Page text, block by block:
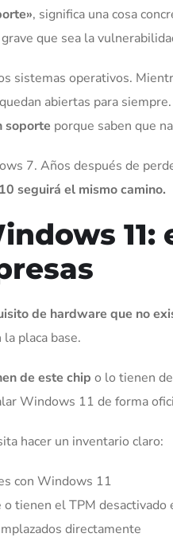
, significa una cosa
que sea la
sistemas operativos.
abiertas para
soporte porque saben que
7. Años después de
seguirá el mismo camino.
11:
de hardware que no
placa base.
de este chip o lo tienen
Windows 11 de forma
hacer un inventario claro:
con Windows 11
tienen el TPM desactivado
directamente